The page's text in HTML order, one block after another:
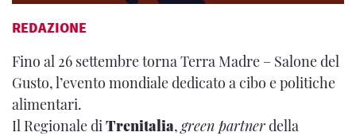
REDAZIONE
Fino al 26 settembre torna Terra Madre – Salone del
Gusto, l’evento mondiale dedicato a cibo e politiche
alimentari.
Il Regionale diTrenitalia, green partnerdella